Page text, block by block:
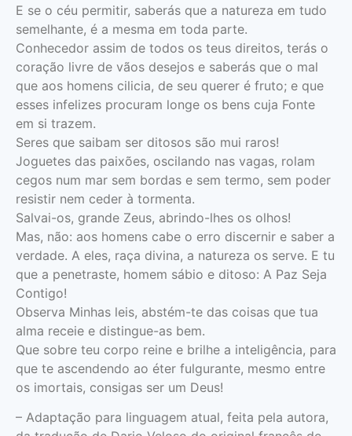
E se o céu permitir, saberás que a natureza em tudo
semelhante, é a mesma em toda parte.
Conhecedor assim de todos os teus direitos, terás o
coração livre de vãos desejos e saberás que o mal
que aos homens cilicia, de seu querer é fruto; e que
esses infelizes procuram longe os bens cuja Fonte
em si trazem.
Seres que saibam ser ditosos são mui raros!
Joguetes das paixões, oscilando nas vagas, rolam
cegos num mar sem bordas e sem termo, sem poder
resistir nem ceder à tormenta.
Salvai-os, grande Zeus, abrindo-lhes os olhos!
Mas, não: aos homens cabe o erro discernir e saber a
verdade. A eles, raça divina, a natureza os serve. E tu
que a penetraste, homem sábio e ditoso: A Paz Seja
Contigo!
Observa Minhas leis, abstém-te das coisas que tua
alma receie e distingue-as bem.
Que sobre teu corpo reine e brilhe a inteligência, para
que te ascendendo ao éter fulgurante, mesmo entre
os imortais, consigas ser um Deus!
– Adaptação para linguagem atual, feita pela autora,